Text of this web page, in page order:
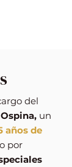
del
un
años de
por